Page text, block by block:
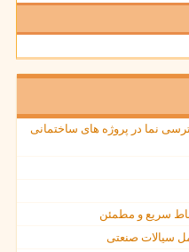
نما در پروژه های ساختمانی
سریع و مطمئن
سیالات صنعتی